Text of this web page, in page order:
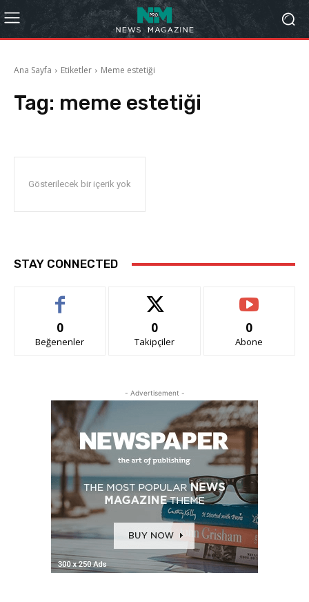
Ana Sayfa Etiketler Meme estetiği
Tag: meme estetiği
Gösterilecek bir içerik yok
STAY CONNECTED
0
Beğenenler
0
Takipçiler
0
Abone
- Advertisement -